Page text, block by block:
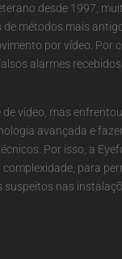
desde 1997,
métodos mais
por vídeo. Por
alarmes
vídeo, mas
avançada e
Por isso, a
para
nas